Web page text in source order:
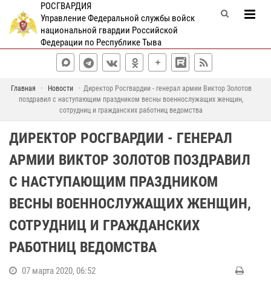
РОСГВАРДИЯ
Управление Федеральной службы войск
национальной гвардии Российской
Федерации по Республике Тыва
Главная Новости
Директор Росгвардии - генерал армии Виктор Золотов
поздравил с наступающим праздником весны военнослужащих женщин,
сотрудниц и гражданских работниц ведомства
ДИРЕКТОР РОСГВАРДИИ - ГЕНЕРАЛ
АРМИИ ВИКТОР ЗОЛОТОВ ПОЗДРАВИЛ
С НАСТУПАЮЩИМ ПРАЗДНИКОМ
ВЕСНЫ ВОЕННОСЛУЖАЩИХ ЖЕНЩИН,
СОТРУДНИЦ И ГРАЖДАНСКИХ
РАБОТНИЦ ВЕДОМСТВА
07 марта 2020, 06:52